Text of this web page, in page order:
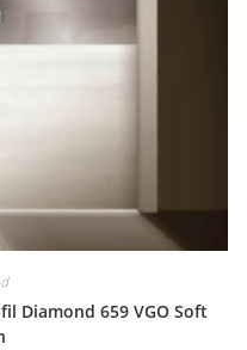
Diamond 659 VGO Soft